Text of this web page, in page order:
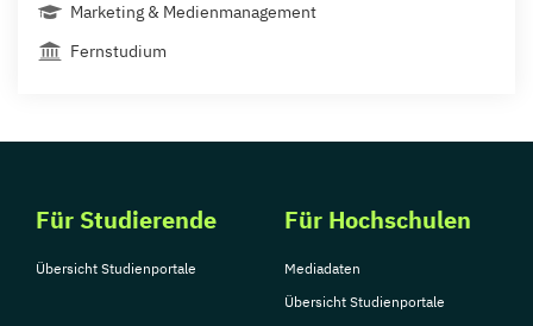
Marketing & Medienmanagement
Fernstudium
Für Studierende
Übersicht Studienportale
Für Hochschulen
Mediadaten
Übersicht Studienportale